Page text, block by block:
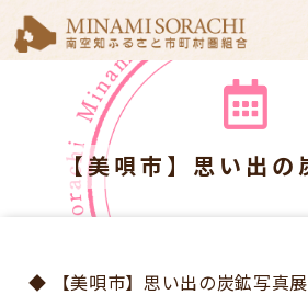
【美唄市】思い出の
◆ 【美唄市】思い出の炭鉱写真展